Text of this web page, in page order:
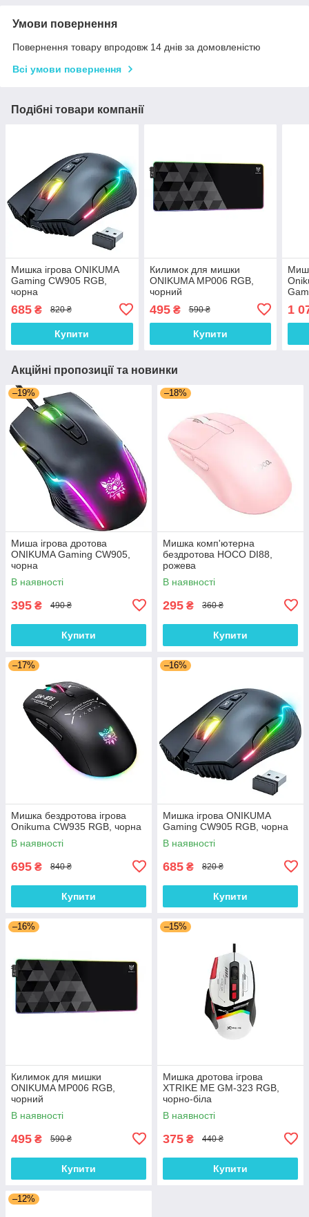
Умови повернення
Повернення товару впродовж 14 днів за домовленістю
Всі умови повернення
Подібні товари компанії
Мишка ігрова ONIKUMA
Gaming CW905 RGB,
чорна
685 ₴ 820 ₴
Купити
Килимок для мишки
ONIKUMA MP006 RGB,
чорний
495₴ 590 ₴
Купити
1
Акційні пропозиції та новинки
–19%
Миша ігрова дротова
ONIKUMA Gaming CW905,
чорна
В наявності
395 ₴ 490 ₴
Купити
–18%
Мишка комп'ютерна
бездротова HOCO DI88,
рожева
В наявності
295 ₴ 360 ₴
Купити
–17%
Мишка бездротова ігрова
Onikuma CW935 RGB, чорна
В наявності
695 ₴ 840 ₴
Купити
–16%
Мишка ігрова ONIKUMA
Gaming CW905 RGB, чорна
В наявності
685 ₴ 820 ₴
Купити
–16%
Килимок для мишки
ONIKUMA MP006 RGB,
чорний
В наявності
495 ₴ 590 ₴
Купити
–15%
Мишка дротова ігрова
XTRIKE ME GM-323 RGB,
чорно-біла
В наявності
375 ₴ 440 ₴
Купити
–12%